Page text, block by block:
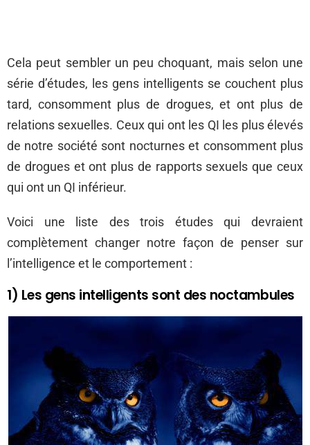
Cela peut sembler un peu choquant, mais selon une
série d’études, les gens intelligents se couchent plus
tard, consomment plus de drogues, et ont plus de
relations sexuelles. Ceux qui ont les QI les plus élevés
de notre société sont nocturnes et consomment plus
de drogues et ont plus de rapports sexuels que ceux
qui ont un QI inférieur.
Voici une liste des trois études qui devraient
complètement changer notre façon de penser sur
l’intelligence et le comportement :
1) Les gens intelligents sont des noctambules